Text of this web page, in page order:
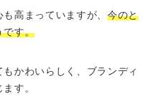
高まっていますが、 今のと
です。
かわいらしく、ブランディ
す。